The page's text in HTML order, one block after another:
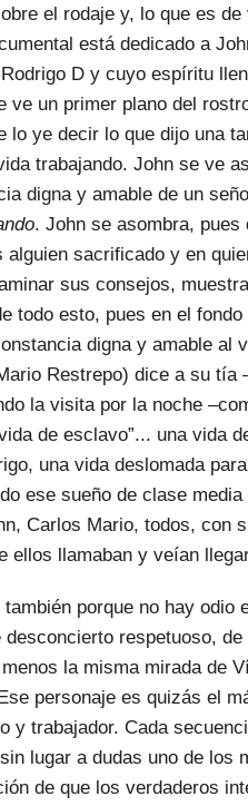
el rodaje y, lo que es
está dedicado a
D y cuyo espíritu
ve un primer plano del
lo ye decir lo que dijo una
trabajando. John se ve
digna y amable de un
. John se asombra,
sacrificado y en
sus consejos,
todo esto, pues en el
digna y amable al
Restrepo) dice a su tía
la visita por la noche
de esclavo”... una vida
una vida deslomada
ese sueño de clase
Carlos Mario, todos, con
ellos llamaban y veían
porque no hay odio
respetuoso,
la misma mirada de
personaje es quizás el
y trabajador. Cada
lugar a dudas uno de los
de que los verdaderos